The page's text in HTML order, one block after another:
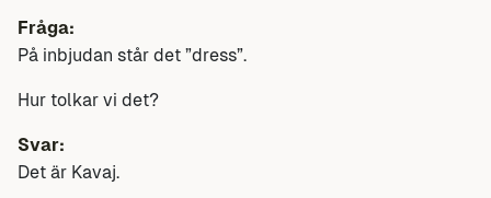
Fråga:
På inbjudan står det ”dress”.
Hur tolkar vi det?
Svar:
Det är Kavaj.